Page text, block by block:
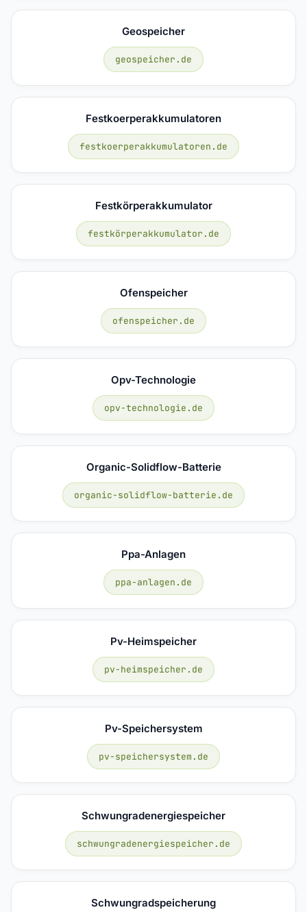
Geospeicher
geospeicher.de
Festkoerperakkumulatoren
festkoerperakkumulatoren.de
Festkörperakkumulator
festkörperakkumulator.de
Ofenspeicher
ofenspeicher.de
Opv-Technologie
opv-technologie.de
Organic-Solidflow-Batterie
organic-solidflow-batterie.de
Ppa-Anlagen
ppa-anlagen.de
Pv-Heimspeicher
pv-heimspeicher.de
Pv-Speichersystem
pv-speichersystem.de
Schwungradenergiespeicher
schwungradenergiespeicher.de
Schwungradspeicherung